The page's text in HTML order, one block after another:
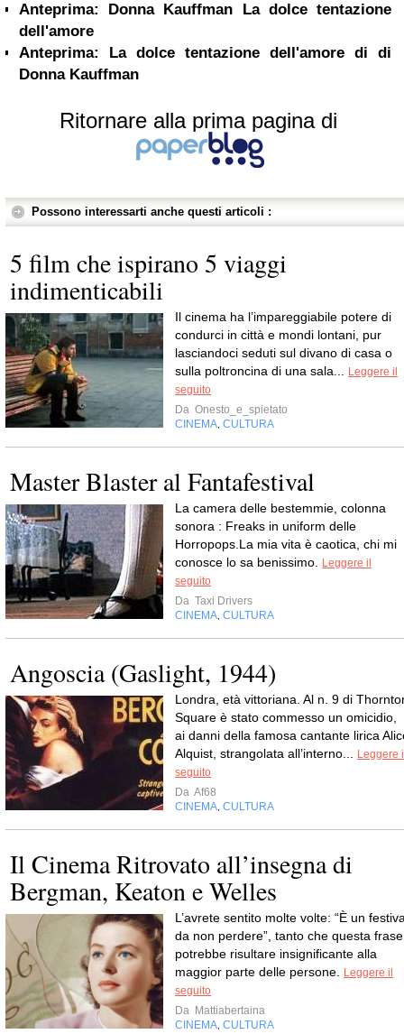
Anteprima: Donna Kauffman La dolce tentazione
dell'amore
Anteprima: La dolce tentazione dell'amore di di
Donna Kauffman
Ritornare alla prima pagina di
Possono interessarti anche questi articoli :
5 film che ispirano 5 viaggi
indimenticabili
Il cinema ha l’impareggiabile potere di
condurci in città e mondi lontani, pur
lasciandoci seduti sul divano di casa o
sulla poltroncina di una sala...
Leggere il
seguito
Da Onesto_e_spietato
CINEMA CULTURA
Master Blaster al Fantafestival
La camera delle bestemmie, colonna
sonora : Freaks in uniform delle
Horropops.La mia vita è caotica, chi mi
conosce lo sa benissimo.
Leggere il
seguito
Da Taxi Drivers
CINEMA CULTURA
Angoscia (Gaslight, 1944)
Londra, età vittoriana. Al n. 9 di
Square è stato commesso un omicidio,
ai danni della famosa cantante lirica
Alquist, strangolata all’interno...
Leggere
seguito
Da Af68
CINEMA CULTURA
Il Cinema Ritrovato all’insegna di
Bergman, Keaton e Welles
L’avrete sentito molte volte: “È un
da non perdere”, tanto che questa frase
potrebbe risultare insignificante alla
maggior parte delle persone.
Leggere il
seguito
Da Mattiabertaina
CINEMA CULTURA